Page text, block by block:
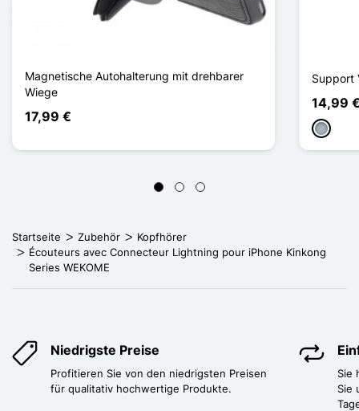
Magnetische Autohalterung mit drehbarer
Wiege
17,99 €
Support
14,99
Grau
Startseite Zubehör
Kopfhörer
Écouteurs avec Connecteur Lightning pour iPhone Kinkong
Series WEKOME
Niedrigste Preise
Profitieren Sie von den niedrigsten Preisen
für qualitativ hochwertige Produkte.
Sie
Sie